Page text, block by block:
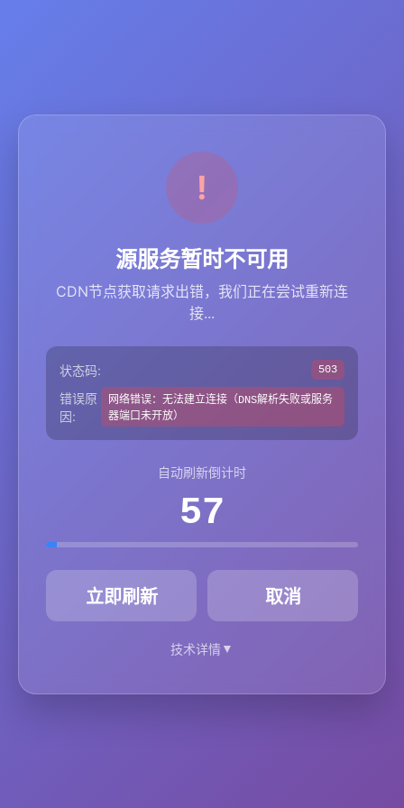
源服务暂时不可用
CDN节点获取请求出错，我们正在尝试重新连
接...
状态码: 503
错误原
因:
网络错误：无法建立连接（DNS解析失败或服务
器端口未开放）
自动刷新倒计时
57
立即刷新 取消
技术详情▼